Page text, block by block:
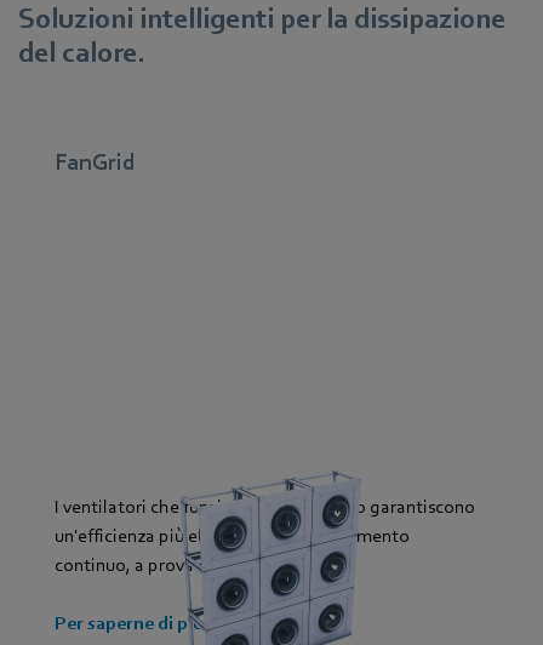
Soluzioni intelligenti per la dissipazione
del calore.
FanGrid
I ventilatori che funzionano in parallelo garantiscono
un'efficienza più elevata e un funzionamento
continuo, a prova di guasto.
Per saperne di più